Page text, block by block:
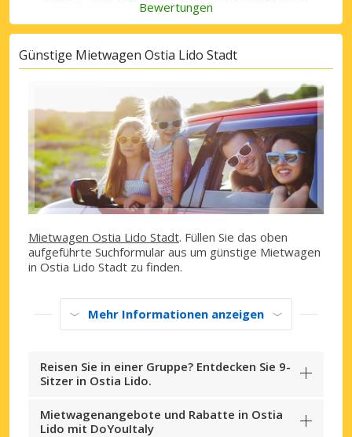
Bewertungen
Günstige Mietwagen Ostia Lido Stadt
Mietwagen Ostia Lido Stadt. Füllen Sie das oben
aufgeführte Suchformular aus um günstige Mietwagen
in Ostia Lido Stadt zu finden.
Mehr Informationen anzeigen
Reisen Sie in einer Gruppe? Entdecken Sie 9-
Sitzer in Ostia Lido.
Mietwagenangebote und Rabatte in Ostia
Lido mit DoYouItaly